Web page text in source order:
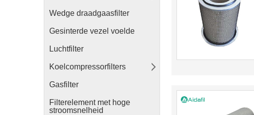
Wedge draadgaasfilter
Gesinterde vezel voelde
Luchtfilter
Koelcompressorfilters
Gasfilter
Filterelement met hoge
stroomsnelheid